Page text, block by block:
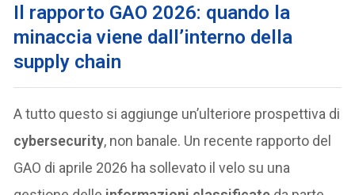
Il rapporto GAO 2026: quando la
minaccia viene dall’interno della
supply chain
A tutto questo si aggiunge un’ulteriore prospettiva di
cybersecurity, non banale. Un recente rapporto del
GAO di aprile 2026 ha sollevato il velo su una